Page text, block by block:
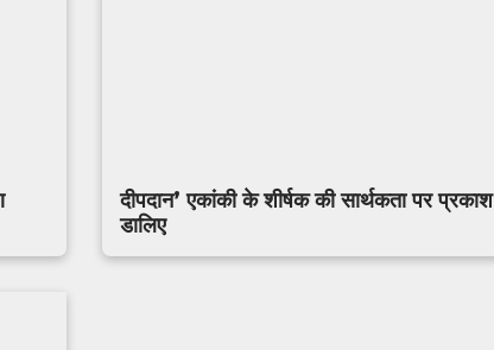
दीपदान’ एकांकी के शीर्षक की सार्थकता पर प्रकाश
डालिए